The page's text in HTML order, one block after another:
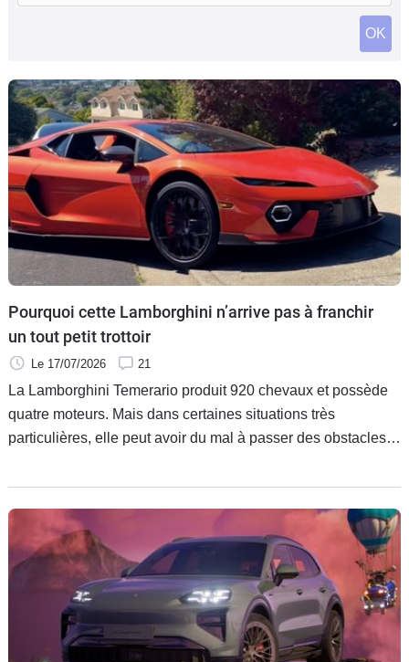
Services
Forum
Moto
Marques
OK
Pourquoi cette Lamborghini n’arrive pas à franchir
un tout petit trottoir
Le 17/07/2026 21
La Lamborghini Temerario produit 920 chevaux et possède
quatre moteurs. Mais dans certaines situations très
particulières, elle peut avoir du mal à passer des obstacles